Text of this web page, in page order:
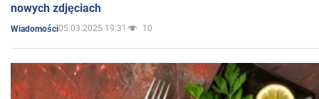
nowych zdjęciach
Wiadomości05.03.2025 19:31 10